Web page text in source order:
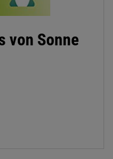
von Sonne